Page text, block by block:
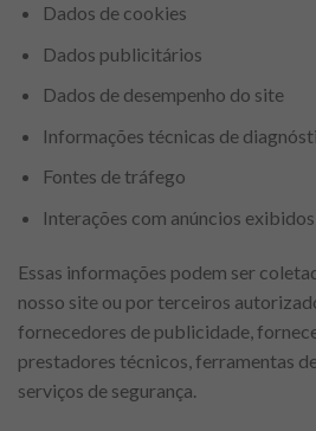
Dados de cookies
Dados publicitários
Dados de desempenho do site
Informações técnicas de
Fontes de tráfego
Interações com anúncios
Essas informações podem ser
nosso site ou por terceiros
fornecedores de publicidade,
prestadores técnicos, ferramentas
serviços de segurança.